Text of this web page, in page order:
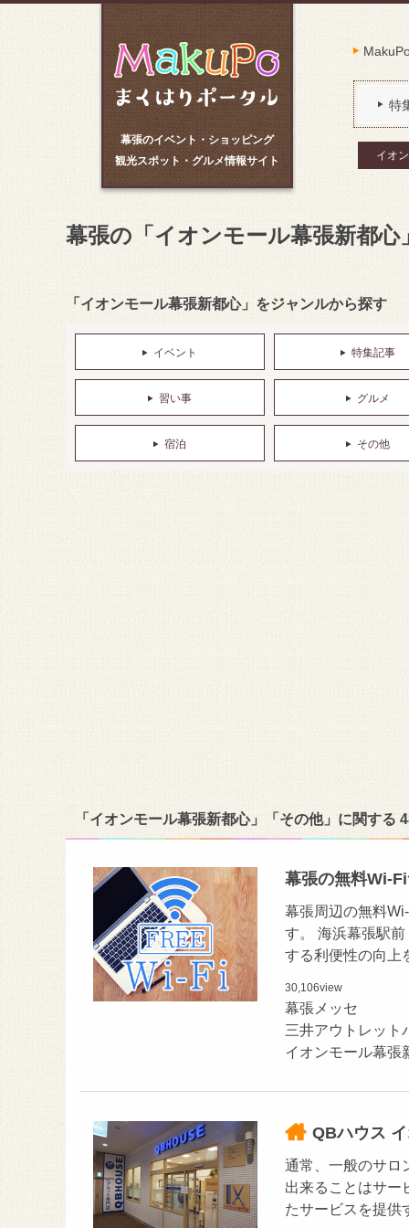
幕張のイベント・ショッピング
観光スポット・グルメ情報サイト
特
イオ
幕張の「イオンモール幕張新都心
「イオンモール幕張新都心」をジャンルから探す
イベント 特集記事
習い事 グルメ
宿泊 その他
「イオンモール幕張新都心」「その他」に関する
幕張の無料Wi-
幕張周辺の無料
す。 海浜幕張駅
する利便性の向
30,106view
幕張メッセ
三井アウトレット
イオンモール幕張
QBハウス
通常、一般のサロ
出来ることはサー
たサービスを提供